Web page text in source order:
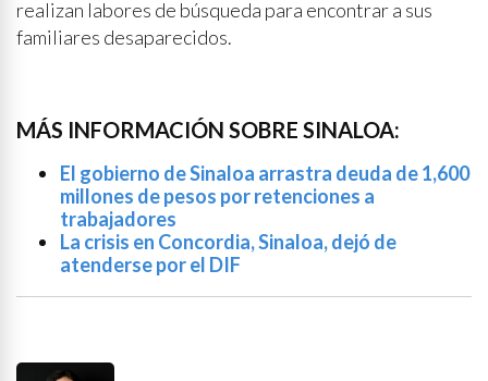
realizan labores de búsqueda para encontrar a sus
familiares desaparecidos.
MÁS INFORMACIÓN SOBRE SINALOA:
El gobierno de Sinaloa arrastra deuda de 1,600
millones de pesos por retenciones a
trabajadores
La crisis en Concordia, Sinaloa, dejó de
atenderse por el DIF